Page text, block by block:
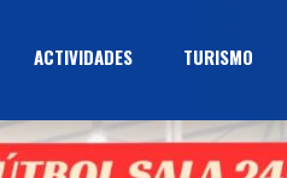
ACTIVIDADES TURISMO